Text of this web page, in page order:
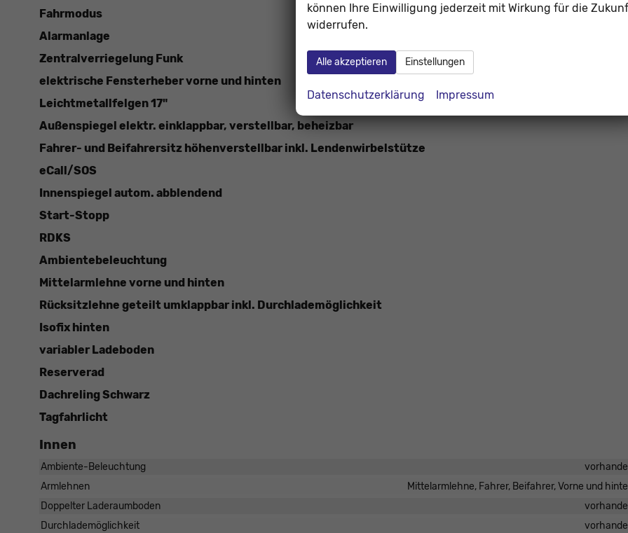
Fahrmodus
Alarmanlage
Zentralverriegelung Funk
elektrische Fensterheber vorne und hinten
Leichtmetallfelgen 17"
Außenspiegel elektr. einklappbar, verstellbar, beheizbar
Fahrer- und Beifahrersitz höhenverstellbar inkl. Lendenwirbelstütze
eCall/SOS
Innenspiegel autom. abblendend
Start-Stopp
RDKS
Ambientebeleuchtung
Mittelarmlehne vorne und hinten
Rücksitzlehne geteilt umklappbar inkl. Durchlademöglichkeit
Isofix hinten
variabler Ladeboden
Reserverad
Dachreling Schwarz
Tagfahrlicht
Innen
Ambiente-Beleuchtung
Armlehnen
Mittelarmlehne, Fahrer, Beifahrer, Vorne und
Doppelter Laderaumboden
Durchlademöglichkeit
können Ihre Einwilligung jederzeit mit Wirkung für die
widerrufen.
Alle akzeptieren Einstellungen
Datenschutzerklärung Impressum